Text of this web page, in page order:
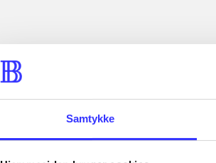
Samtykke